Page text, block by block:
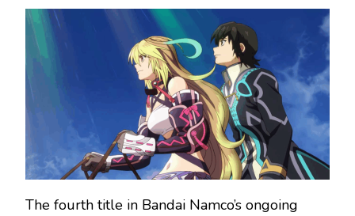
The fourth title in Bandai Namco’s ongoing